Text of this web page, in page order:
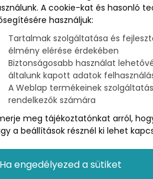
MENETE
folyamata, ahol a
keresztül érik el a
vonzó tartalom
A cookie-kat és hasonló
használjuk:
Tartalmak szolgáltatása és
élmény elérése érdekében
Biztonságosabb használat
általunk kapott adatok
A Weblap termékeinek
rendelkezők számára
meg tájékoztatónkat arról,
a beállítások résznél ki lehet
Ha engedélyezed a sütiket